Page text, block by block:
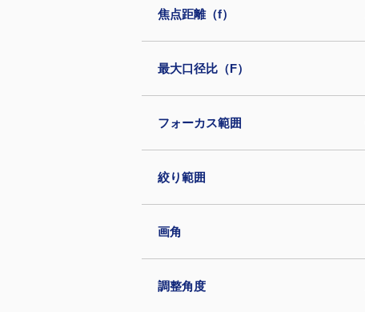
焦点距離（f）
最大口径比（F）
フォーカス範囲
絞り範囲
画角
調整角度